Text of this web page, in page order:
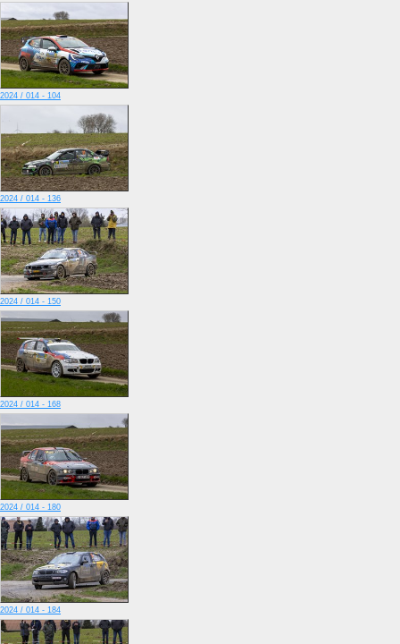
2024 / 014 - 104
2024 / 014 - 136
2024 / 014 - 150
2024 / 014 - 168
2024 / 014 - 180
2024 / 014 - 184